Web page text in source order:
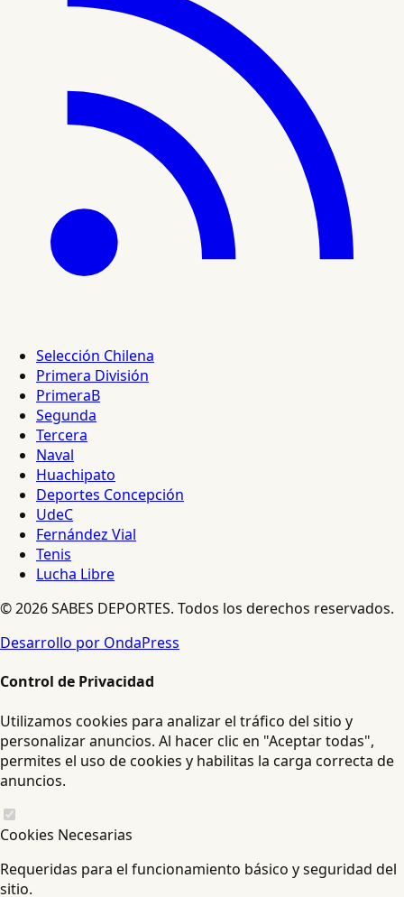
Selección Chilena
Primera División
PrimeraB
Segunda
Tercera
Naval
Huachipato
Deportes Concepción
UdeC
Fernández Vial
Tenis
Lucha Libre
© 2026 SABES DEPORTES. Todos los derechos reservados.
Desarrollo por OndaPress
Control de Privacidad
Utilizamos cookies para analizar el tráfico del sitio y
personalizar anuncios. Al hacer clic en "Aceptar todas",
permites el uso de cookies y habilitas la carga correcta de
anuncios.
Cookies Necesarias
Requeridas para el funcionamiento básico y seguridad del
sitio.